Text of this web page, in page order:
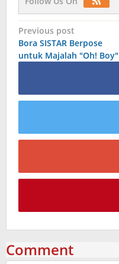
Post
navigation
Previous post
Bora SISTAR Berpose
untuk Majalah "Oh! Boy"
Comment